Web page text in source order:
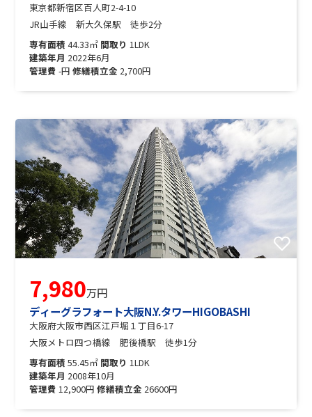
東京都新宿区百人町2-4-10
JR山手線 新大久保駅 徒歩2分
専有面積 44.33㎡ 間取り 1LDK
建築年月 2022年6月
管理費 -円修繕積立金 2,700円
7,980万円
ディーグラフォート大阪N.Y.タワーHIGOBASHI
大阪府大阪市西区江戸堀１丁目6-17
大阪メトロ四つ橋線 肥後橋駅 徒歩1分
専有面積 55.45㎡ 間取り 1LDK
建築年月 2008年10月
管理費 12,900円修繕積立金 26600円